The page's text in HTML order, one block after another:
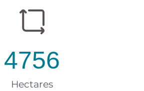
Hectares
4756